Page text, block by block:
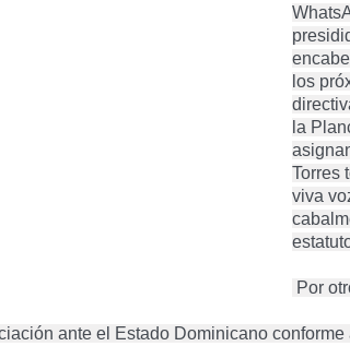
los
la
Torres
viva
Por
ante el Estado Dominicano